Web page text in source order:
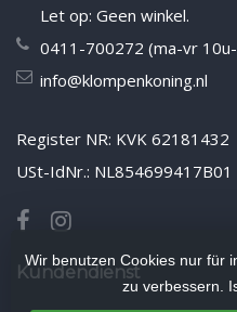
Let op: Geen winkel.
0411-700272 (ma-vr
info@klompenkoning.nl
Register NR: KVK 62181432
USt-IdNr.: NL854699417B01
Kundendienst
Wir benutzen Cookies nur für
zu verbessern.